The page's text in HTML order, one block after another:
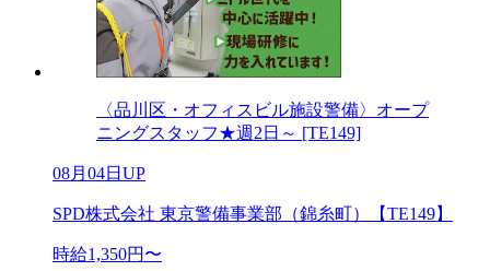
〈品川区・オフィスビル施設警備〉オープ
ニングスタッフ★週2日～ [TE149]
08月04日UP
SPD株式会社 東京警備事業部（錦糸町）【TE149】
時給1,350円〜